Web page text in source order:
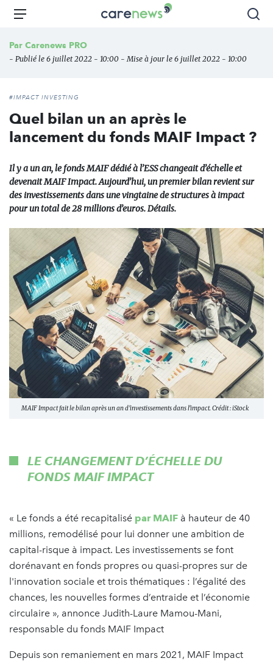
Aller
principal
Carenews,
des
Menu
Par Carenews PRO
- Publié le 6 juillet 2022 - 10:00 - Mise à jour le 6 juillet 2022 - 10:00
#IMPACT INVESTING
Quel bilan un an après le
lancement du fonds MAIF Impact ?
Il y a un an, le fonds MAIF dédié à l’ESS changeait d’échelle et
devenait MAIF Impact. Aujourd’hui, un premier bilan revient sur
des investissements dans une vingtaine de structures à impact
pour un total de 28 millions d’euros. Détails.
MAIF Impact fait le bilan après un an d'investissements dans l'impact. Crédit : iStock
LE CHANGEMENT D’ÉCHELLE DU
FONDS MAIF IMPACT
« Le fonds a été recapitalisé par MAIF à hauteur de 40
millions, remodélisé pour lui donner une ambition de
capital-risque à impact. Les investissements se font
dorénavant en fonds propres ou quasi-propres sur de
l'innovation sociale et trois thématiques : l’égalité des
chances, les nouvelles formes d’entraide et l’économie
circulaire », annonce Judith-Laure Mamou-Mani,
responsable du fonds MAIF Impact
Depuis son remaniement en mars 2021, MAIF Impact